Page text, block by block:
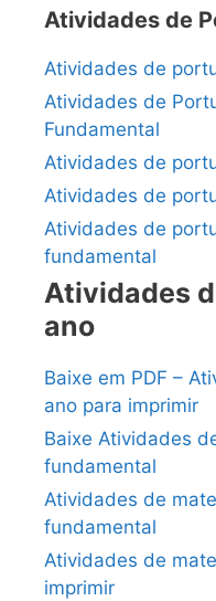
Atividades de
Atividades de
Atividades de
Fundamental
Atividades de
Atividades de
Atividades de
fundamental
Atividades
ano
Baixe em PDF –
ano para imprimir
Baixe Atividades
fundamental
Atividades de
fundamental
Atividades de
imprimir